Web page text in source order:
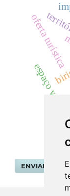
espaço vivido
oferta turística
ENVIAR